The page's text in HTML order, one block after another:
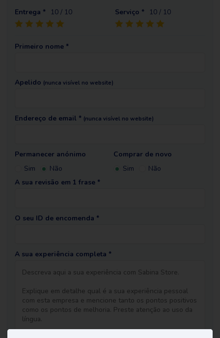
Entrega * 10 / 10 Serviço * 10 / 10
Primeiro nome *
Apelido (nunca visível no website)
Endereço de email * (nunca visível no website)
Permanecer anónimo
Sim
Não
Comprar de novo
Sim
Não
A sua revisão em 1 frase *
O seu ID de encomenda *
A sua experiência completa *